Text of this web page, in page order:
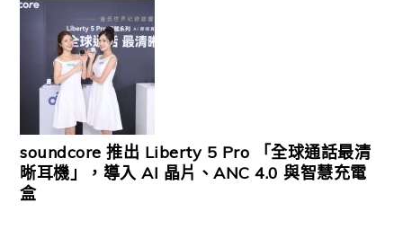
soundcore 推出 Liberty 5 Pro 「全球通話最清
晰耳機」，導入 AI 晶片、ANC 4.0 與智慧充電
盒